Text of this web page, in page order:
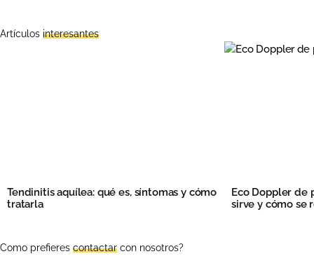
Artículos interesantes
Tendinitis aquílea: qué es, síntomas y cómo
tratarla
Eco Doppler de
sirve y cómo se
Como prefieres contactar con nosotros?